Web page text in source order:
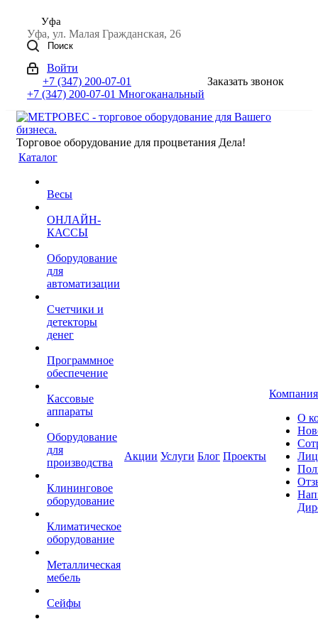
Уфа
Уфа, ул. Малая Гражданская, 26
Поиск
Войти
+7 (347) 200-07-01
+7 (347) 200-07-01 Многоканальный
Заказать звонок
Торговое оборудование для процветания Дела!
Каталог
Весы
ОНЛАЙН-
КАССЫ
Оборудование
для
автоматизации
Счетчики и
детекторы
денег
Программное
обеспечение
Кассовые
аппараты
Оборудование
для
производства
Клининговое
оборудование
Климатическое
оборудование
Металлическая
мебель
Сейфы
Акции Услуги Блог Проекты
Компания
О